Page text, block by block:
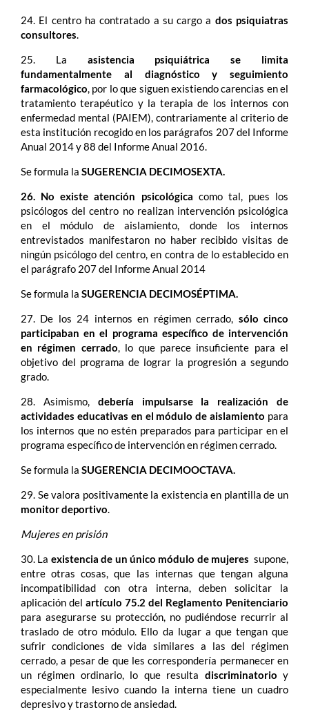
24. El centro ha contratado a su cargo a dos psiquiatras
consultores.
25. La asistencia psiquiátrica
se limita
fundamentalmente al diagnóstico y seguimiento
farmacológico, por lo que siguen existiendo carencias en el
tratamiento terapéutico y la terapia de los internos con
enfermedad mental (PAIEM), contrariamente al criterio de
esta institución recogido en los parágrafos 207 del Informe
Anual 2014 y 88 del Informe Anual 2016.
Se formula la SUGERENCIA DECIMOSEXTA.
26. No existe atención psicológica como tal, pues los
psicólogos del centro no realizan intervención psicológica
en el módulo de aislamiento, donde los internos
entrevistados manifestaron no haber recibido visitas de
ningún psicólogo del centro, en contra de lo establecido en
el parágrafo 207 del Informe Anual 2014
Se formula la SUGERENCIA DECIMOSÉPTIMA.
27. De los 24 internos en régimen cerrado, sólo cinco
participaban enel programa específico de intervención
en régimen cerrado, lo que parece insuficiente para el
objetivo del programa de lograr la progresión a segundo
grado.
28. Asimismo,debería impulsarse la realización de
actividades educativas en el módulo de aislamiento para
los internos que no estén preparados para participar en el
programa específico de intervención en régimen cerrado.
Se formula la SUGERENCIA DECIMOOCTAVA.
29. Se valora positivamente la existencia en plantilla de un
monitor deportivo.
Mujeres en prisión
30. La existencia de un único módulo de mujeres supone,
entre otras cosas, que las internas que tengan alguna
incompatibilidad con otra interna, deben solicitar la
aplicación del artículo 75.2 del Reglamento Penitenciario
para asegurarse su protección, no pudiéndose recurrir al
traslado de otro módulo. Ello da lugar a que tengan que
sufrir condiciones de vida similares a las del régimen
cerrado, a pesar de que les correspondería permanecer en
un régimen ordinario, lo que resulta discriminatorio y
especialmente lesivo cuando la interna tiene un cuadro
depresivo y trastorno de ansiedad.